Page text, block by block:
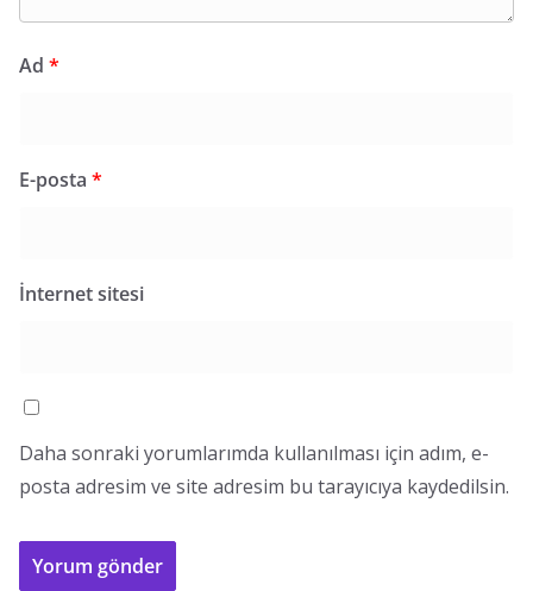
Ad *
E-posta *
İnternet sitesi
Daha sonraki yorumlarımda kullanılması için adım, e-
posta adresim ve site adresim bu tarayıcıya kaydedilsin.